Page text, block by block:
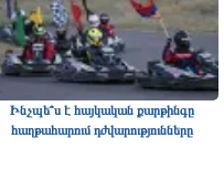
Ինչպե՞ս է հայկական քարթինգը
հաղթահարում դժվարությունները